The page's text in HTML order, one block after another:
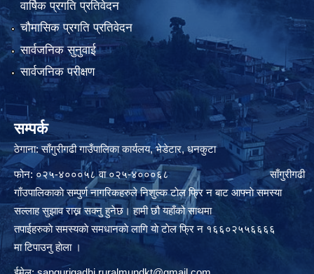
वार्षिक प्रगति प्रतिवेदन
चौमासिक प्रगति प्रतिवेदन
सार्वजनिक सुनुवाई
सार्वजनिक परीक्षण
सम्पर्क
ठेगाना: साँगुरीगढी गाउँपालिका कार्यलय, भेडेटार, धनकुटा
फोन: ०२५-४०००५८ वा ०२५-४०००६८ साँगुरीगढी
गाँउपालिकाकाे सम्पुर्ण नागरिकहरुले निशुल्क टाेल फ्रि न बाट आफ्नाे समस्या
सल्लाह सुझाव राख्न सक्नु हुनेछ। हामी छौ यहाँको साथमा
तपाईहरुकाे समस्यकाे समधानकाे लागि याे टाेल फ्रि न १६६०२५५६६६६
मा टिपाउनु हाेला ।